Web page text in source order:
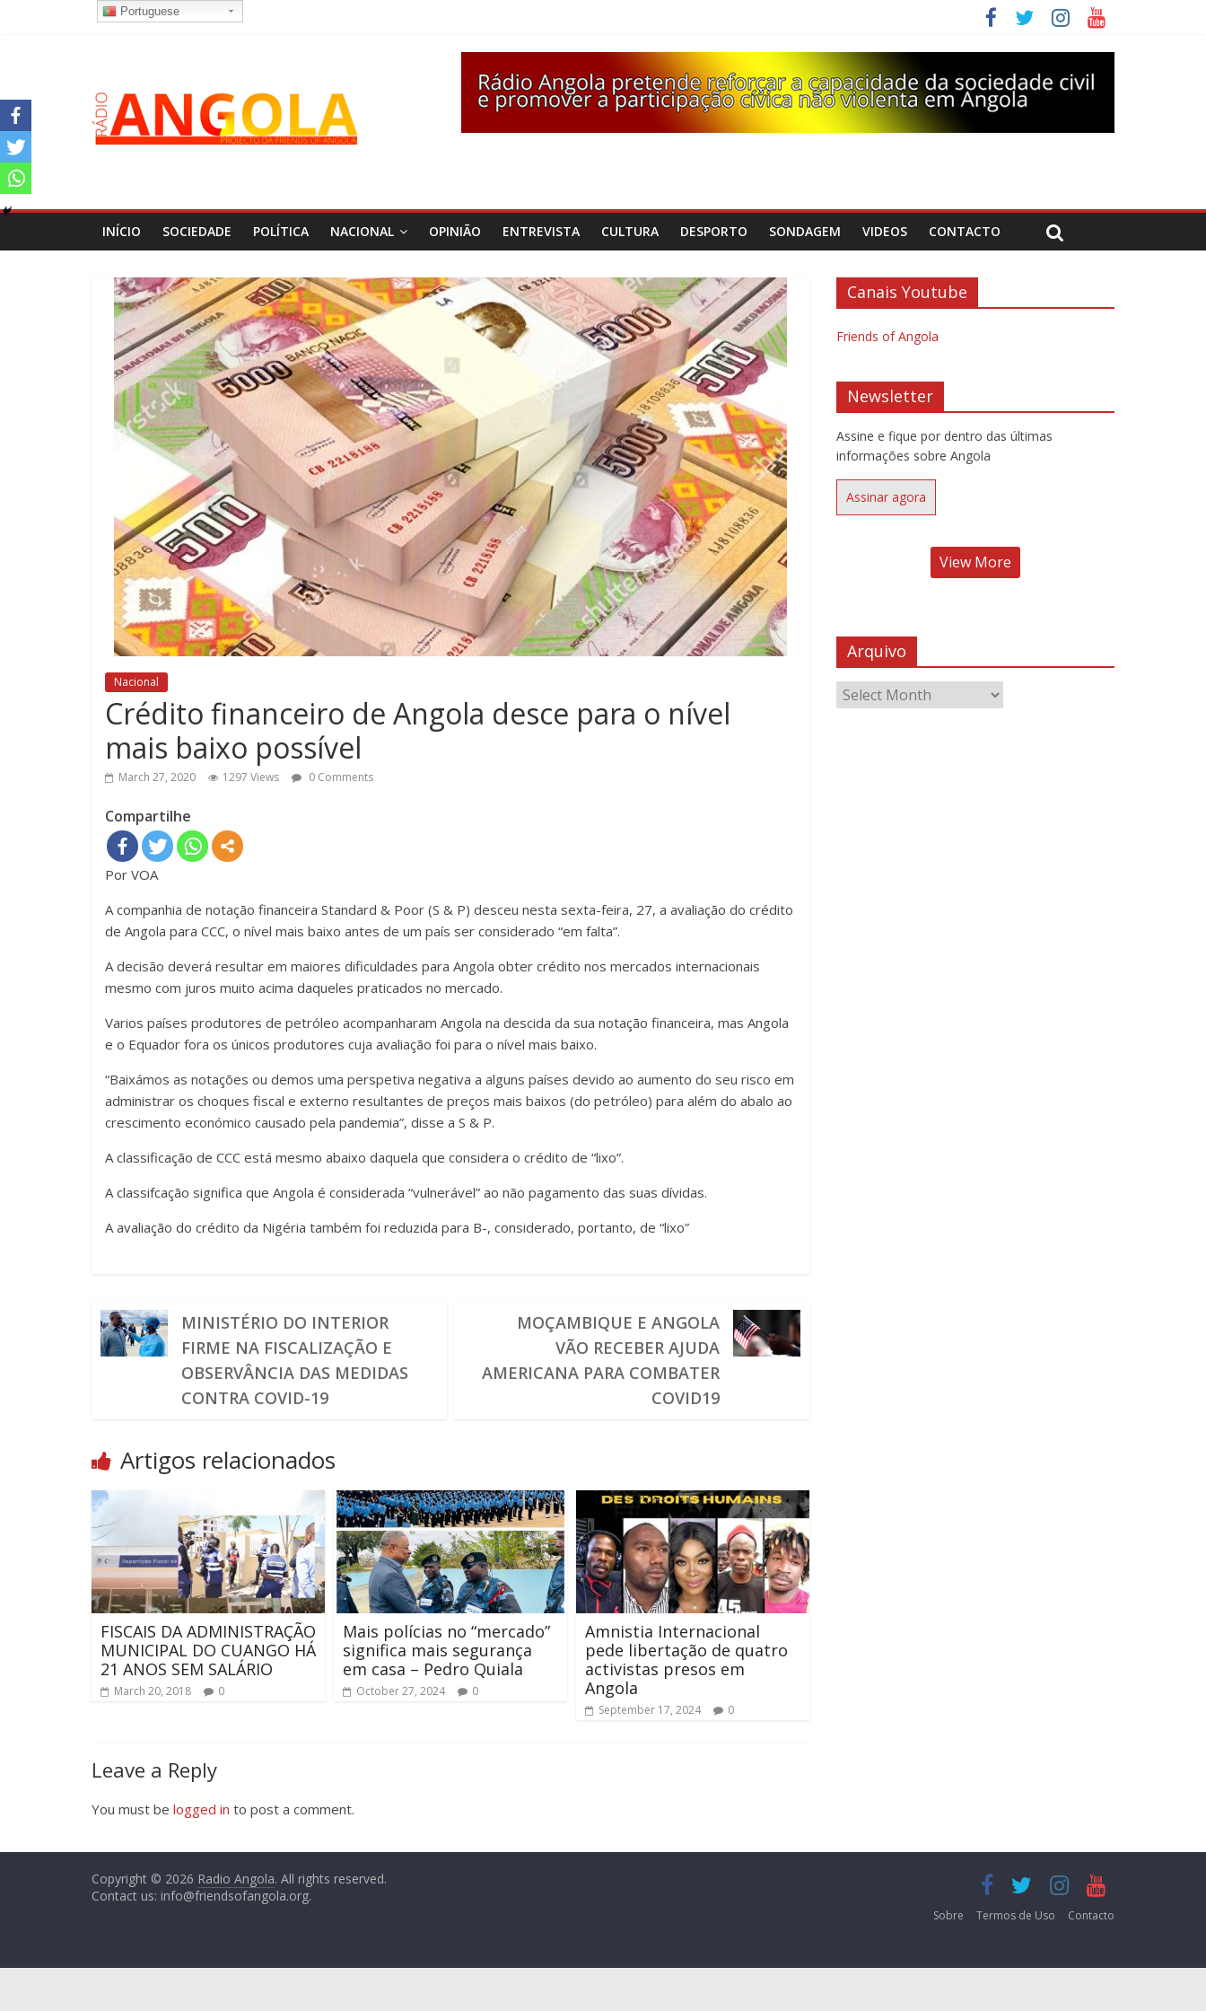
INÍCIO SOCIEDADE POLÍTICA NACIONAL OPINIÃO ENTREVISTA CULTURA DESPORTO SONDAGEM VIDEOS CONTACTO
Nacional
Crédito financeiro de Angola desce para o nível
mais baixo possível
March 27, 2020 1297 Views 0 Comments
Compartilhe
Por VOA
A companhia de notação financeira Standard & Poor (S & P) desceu nesta sexta-feira, 27, a avaliação do crédito
de Angola para CCC, o nível mais baixo antes de um país ser considerado “em falta”.
A decisão deverá resultar em maiores dificuldades para Angola obter crédito nos mercados internacionais
mesmo com juros muito acima daqueles praticados no mercado.
Varios países produtores de petróleo acompanharam Angola na descida da sua notação financeira, mas Angola
e o Equador fora os únicos produtores cuja avaliação foi para o nível mais baixo.
“Baixámos as notações ou demos uma perspetiva negativa a alguns países devido ao aumento do seu risco em
administrar os choques fiscal e externo resultantes de preços mais baixos (do petróleo) para além do abalo ao
crescimento económico causado pela pandemia”, disse a S & P.
A classificação de CCC está mesmo abaixo daquela que considera o crédito de “lixo”.
A classifcação significa que Angola é considerada “vulnerável” ao não pagamento das suas dívidas.
A avaliação do crédito da Nigéria também foi reduzida para B-, considerado, portanto, de “lixo”
MINISTÉRIO DO INTERIOR
FIRME NA FISCALIZAÇÃO E
OBSERVÂNCIA DAS MEDIDAS
CONTRA COVID-19
MOÇAMBIQUE E ANGOLA
VÃO RECEBER AJUDA
AMERICANA PARA COMBATER
COVID19
Artigos relacionados
FISCAIS DA ADMINISTRAÇÃO
MUNICIPAL DO CUANGO HÁ
21 ANOS SEM SALÁRIO
March 20, 2018 0
Mais polícias no “mercado”
significa mais segurança
em casa – Pedro Quiala
October 27, 2024 0
Amnistia Internacional
pede libertação de quatro
activistas presos em
Angola
September 17, 2024 0
Leave a Reply
You must be logged in to post a comment.
Canais Youtube
Friends of Angola
Newsletter
Assine e fique por dentro das últimas
informações sobre Angola
Assinar agora
View More
Arquivo
Sobre Termos de Uso Contacto
Copyright © 2026 Radio Angola. All rights reserved.
Contact us: info@friendsofangola.org.
Portuguese